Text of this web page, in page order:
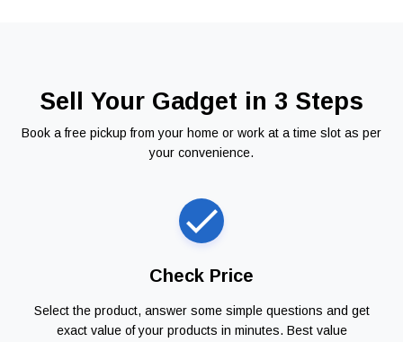
Sell Your Gadget in 3 Steps
Book a free pickup from your home or work at a time slot as per
your convenience.
Check Price
Select the product, answer some simple questions and get
exact value of your products in minutes. Best value